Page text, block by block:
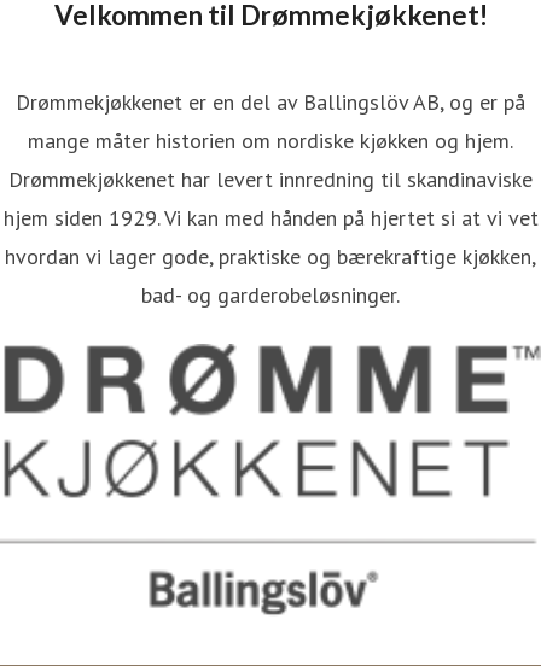
Velkommen til Drømmekjøkkenet!
Drømmekjøkkenet er en del av Ballingslöv AB, og er på
mange måter historien om nordiske kjøkken og hjem.
Drømmekjøkkenet har levert innredning til skandinaviske
hjem siden 1929. Vi kan med hånden på hjertet si at vi vet
hvordan vi lager gode, praktiske og bærekraftige kjøkken,
bad- og garderobeløsninger.